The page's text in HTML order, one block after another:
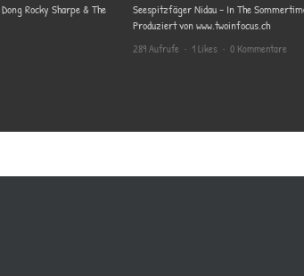
Produziert von www.twoinfocus.ch
289 Aufrufe • 1 Likes • 0 Kommentare